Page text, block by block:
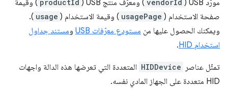
مورّد USB (
vendorId ) ومعرّف منتج USB ( productId ) وقيمة
صفحة الاستخدام ( usagePage ) وقيمة الاستخدام ( usage
).
ويمكنك الحصول عليها من مستودع معرّفات USB ومستند جداول
استخدام HID
.
تمثّل عناصر HIDDevice المتعددة التي تعرضها هذه الدالة واجهات
HID متعددة على الجهاز المادي نفسه.